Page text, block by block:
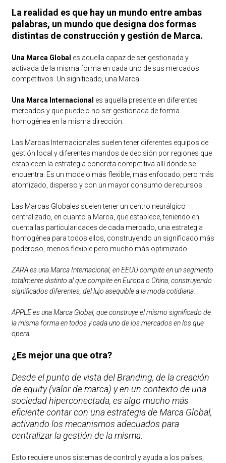
La realidad es que hay un mundo entre ambas
palabras, un mundo que designa dos formas
distintas de construcción y gestión de Marca.
Una Marca Global es aquella capaz de ser gestionada y
activada de la misma forma en cada uno de sus mercados
competitivos. Un significado, una Marca.
Una Marca Internacional es aquella presente en diferentes
mercados y que puede o no ser gestionada de forma
homogénea en la misma dirección.
Las Marcas Internacionales suelen tener diferentes equipos de
gestión local y diferentes mandos de decisión por regiones que
establecen la estrategia concreta competitiva allí dónde se
encuentra. Es un modelo más flexible, más enfocado, pero más
atomizado, disperso y con un mayor consumo de recursos.
Las Marcas Globales suelen tener un centro neurálgico
centralizado, en cuanto a Marca, que establece, teniendo en
cuenta las particularidades de cada mercado, una estrategia
homogénea para todos ellos, construyendo un significado más
poderoso, menos flexible pero mucho más optimizado.
ZARA es una Marca Internacional, en EEUU compite en un segmento
totalmente distinto al que compite en Europa o China, construyendo
significados diferentes, del lujo asequible a la moda cotidiana.
APPLE es una Marca Global, que construye el mismo significado de
la misma forma en todos y cada uno de los mercados en los que
opera.
¿Es mejor una que otra?
Desde el punto de vista del Branding, de la creación
de equity (valor de marca) y en un contexto de una
sociedad hiperconectada, es algo mucho más
eficiente contar con una estrategia de Marca Global,
activando los mecanismos adecuados para
centralizar la gestión de la misma.
Esto requiere unos sistemas de control y ayuda a los países,